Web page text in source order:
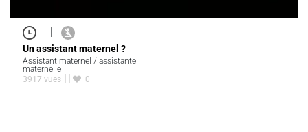
|
Un assistant maternel ?
Assistant maternel / assistante
maternelle
3917 vues
0